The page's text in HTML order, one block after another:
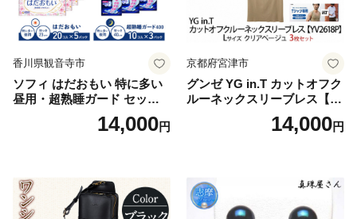
香川県観音寺市
ソフィ はだおもい 特に多い
昼用・超熟睡ガード セット
羽付き ナプキン 生理用品 サ
ニタリー ユニ・チャーム
14,000円
京都府宮津市
グンゼ YG in.T カットオフク
ルーネックスリーブレス【Y
V2618P】Lサイズ クリアベ
ージュ3枚セット [№5716-04
14,000円